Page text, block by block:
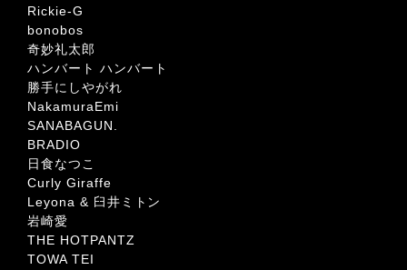
Rickie-G
bonobos
奇妙礼太郎
ハンバート ハンバート
勝手にしやがれ
NakamuraEmi
SANABAGUN.
BRADIO
日食なつこ
Curly Giraffe
Leyona & 臼井ミトン
岩崎愛
THE HOTPANTZ
TOWA TEI